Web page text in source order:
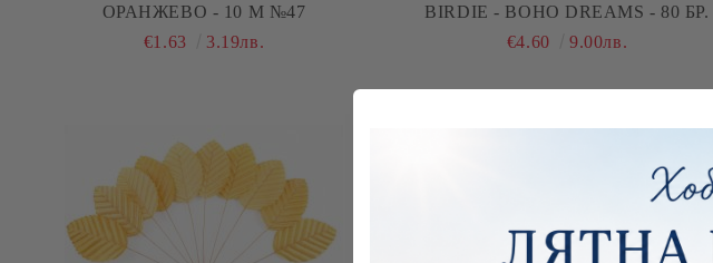
ОРАНЖЕВО - 10 М №47
€1.63
3.19лв.
BIRDIE - BOHO DREAMS - 80 БР.
€4.60
9.00лв.